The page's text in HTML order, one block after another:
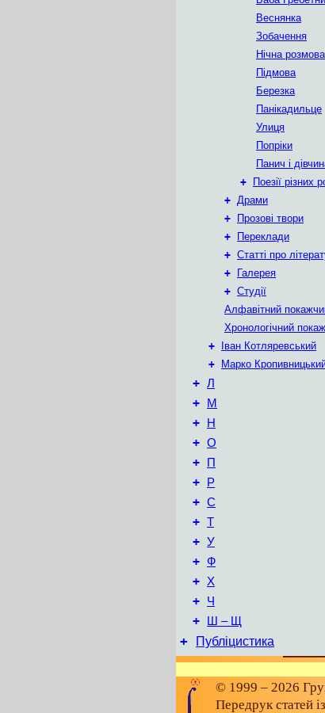
Веснянка
Зобачення
Нічна розмова
Підмова
Березка
Панікадильце
Улиця
Попріки
Панич і
+
Поезії різних
+ Драми
+
Прозові твори
+
Переклади
+ Статті про
+
Галерея
+ Студії
Алфавітний
Хронологічний
+
Іван Котляревський
+
Марко
+ Л
+ М
+ Н
+ О
+ П
+ Р
+ С
+ Т
+ У
+ Ф
+ Х
+ Ч
+ Ш – Щ
+ Публіцистика
© 1999 – 2026
Передрук статей